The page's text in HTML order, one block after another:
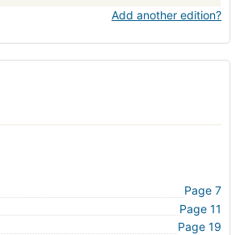
Add another edition?
Page 7
Page 11
Page 19